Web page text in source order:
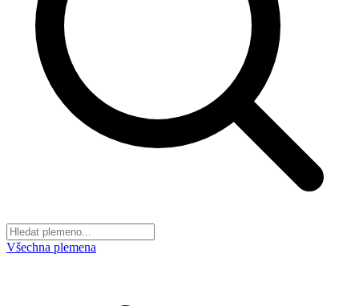
Všechna plemena